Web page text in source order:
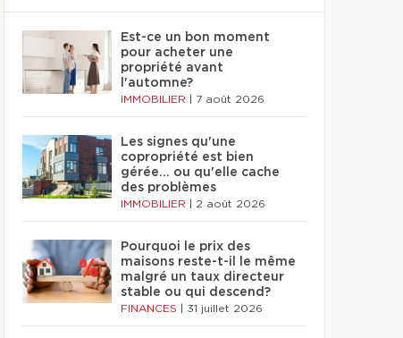
Est-ce un bon moment
pour acheter une
propriété avant
l'automne?
IMMOBILIER 7 août 2026
Les signes qu'une
copropriété est bien
gérée… ou qu'elle cache
des problèmes
IMMOBILIER 2 août 2026
Pourquoi le prix des
maisons reste-t-il le même
malgré un taux directeur
stable ou qui descend?
FINANCES 31 juillet 2026